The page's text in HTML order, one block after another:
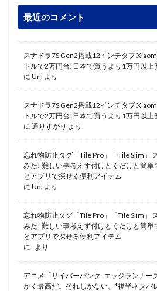
最近のコメント
スナドラ7S Gen2搭載12インチタブ
ドルで2万円台!日本で買うより1万円以上
に Uni より
スナドラ7S Gen2搭載12インチタブ
ドルで2万円台!日本で買うより1万円以上
に 通りすがり より
忘れ物防止タグ「Tile Pro」「Tile Slim」
みた! 難しい事考えず付けとくだけと簡
とアプリで探せる便利アイテム
に Uni より
忘れ物防止タグ「Tile Pro」「Tile Slim」
みた! 難しい事考えず付けとくだけと簡
とアプリで探せる便利アイテム
に
より
アニメ「サイバーパンク: エッジランナー
かく最高だ。それしかない。*後半ネタバ